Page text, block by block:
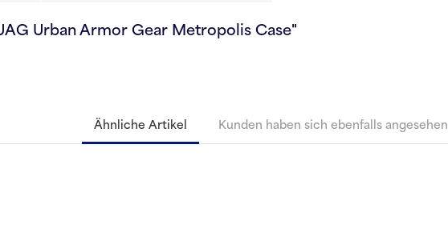
Urban Armor Gear Metropolis Case"
Ähnliche Artikel Kunden haben sich ebenfalls angesehen